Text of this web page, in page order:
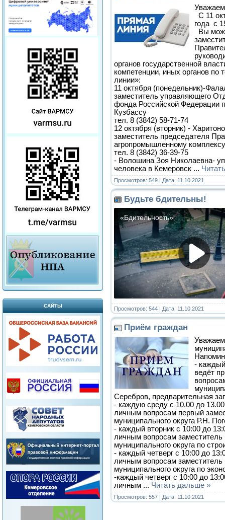
САЙТЫ
С 11
года с
Вы
органов государственной
компетенции, иных органов по
линии»:
11 октября (понедельник)-
заместитель управляющего
фонда Российской Федерации
Кузбассу
тел. 8 (3842) 58-71-74
12 октября (вторник) -
заместитель председателя
агропромышленному
тел. 8 (3842) 36-39-75
- Волошина Зоя Николаевна-
человека в Кемеровск ...
Просмотров: 549 | Дата: 11.10.2021
Будьте бдительны!
Просмотров: 544 | Дата: 11.10.2021
Приём граждан
-
ведёт
Серебров, предварительная
- каждую среду с 10.00 до
личным вопросам первый
муниципального округа Р.Н.
- каждый вторник с 10:00 до
личным вопросам заместитель
муниципального округа по
- каждый четверг с 10:00 до
личным вопросам заместитель
муниципального округа по
-каждый четверг с 10:00 до
личным ... Читать дальше »
Просмотров: 557 | Дата: 11.10.2021